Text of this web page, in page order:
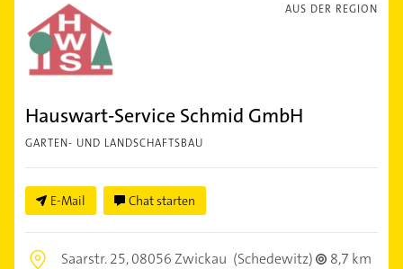
AUS DER REGION
Hauswart-Service Schmid GmbH
GARTEN- UND LANDSCHAFTSBAU
E-Mail Chat starten
Saarstr. 25,08056 Zwickau (Schedewitz)
8,7 km